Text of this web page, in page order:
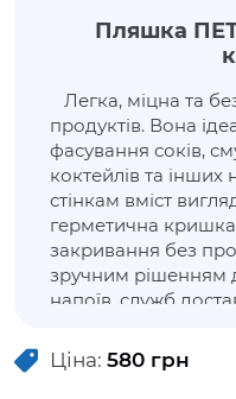
Пляшка
Легка, міцна та
продуктів. Вона
фасування соків,
коктейлів та
стінкам вміст
герметична
закривання без
зручним рішенням
напоїв, служб
напоїв або соусів.
готова до
Ціна: 580 грн